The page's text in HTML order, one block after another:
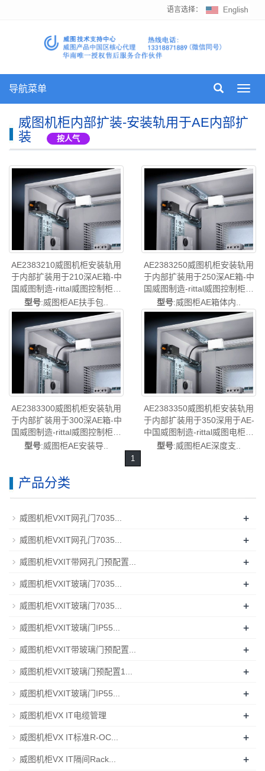
语言选择：
导航菜单
威图机柜内部扩装-安装轨用于AE内部扩
装
按人气
AE2383210威图机柜安装轨用
于内部扩装用于210深AE箱-中
国威图制造-rittal威图控制柜威
图电柜威图柜威图PDU威图售
后AE2383.210
型号:威图柜AE扶手包..
AE2383250威图机柜安装轨用
于内部扩装用于250深AE箱-中
国威图制造-rittal威图控制柜威
图电柜威图柜威图PDU威图售
后AE2383.250
型号:威图柜AE箱体内..
AE2383300威图机柜安装轨用
于内部扩装用于300深AE箱-中
国威图制造-rittal威图控制柜威
图电柜威图柜威图PDU威图售
型号:威图柜AE安装导..
AE2383350威图机柜安装轨用
于内部扩装用于350深用于AE-
中国威图制造-rittal威图电柜威
图控制机柜威图配电柜威图配
型号:威图柜AE深度支..
1
产品分类
威图机柜VXIT网孔门7035... +
威图机柜VXIT网孔门7035... +
威图机柜VXIT带网孔门预配置... +
威图机柜VXIT玻璃门7035... +
威图机柜VXIT玻璃门7035... +
威图机柜VXIT玻璃门IP55... +
威图机柜VXIT带玻璃门预配置... +
威图机柜VXIT玻璃门预配置1... +
威图机柜VXIT玻璃门IP55... +
威图机柜VX IT电缆管理 +
威图机柜VX IT标准R-OC... +
威图机柜VX IT隔间Rack... +